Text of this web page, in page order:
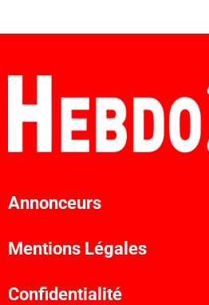
Annonceurs
Mentions Légales
Confidentialité